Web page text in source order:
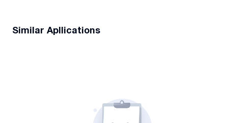
Similar Apllications